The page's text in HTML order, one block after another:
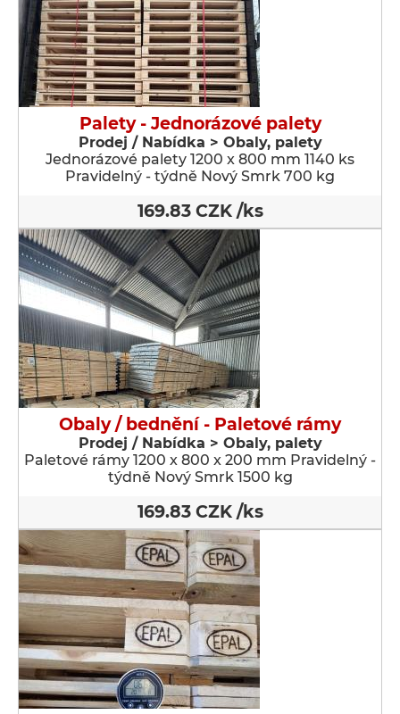
Palety - Jednorázové palety
Prodej / Nabídka > Obaly, palety
Jednorázové palety 1200 x 800 mm 1140 ks
Pravidelný - týdně Nový Smrk 700 kg
169.83 CZK /ks
Obaly / bednění - Paletové rámy
Prodej / Nabídka > Obaly, palety
Paletové rámy 1200 x 800 x 200 mm Pravidelný -
týdně Nový Smrk 1500 kg
169.83 CZK /ks